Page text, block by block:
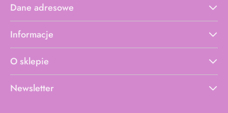
Dane adresowe
Informacje
O sklepie
Newsletter